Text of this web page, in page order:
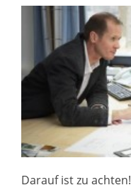
Darauf ist zu achten!